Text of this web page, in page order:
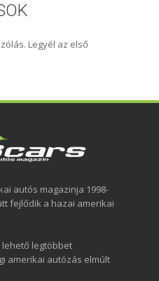
Legyél az első
autós magazinja 1998-
fejlődik a hazai amerikai
legtöbbet
amerikai autózás elmúlt